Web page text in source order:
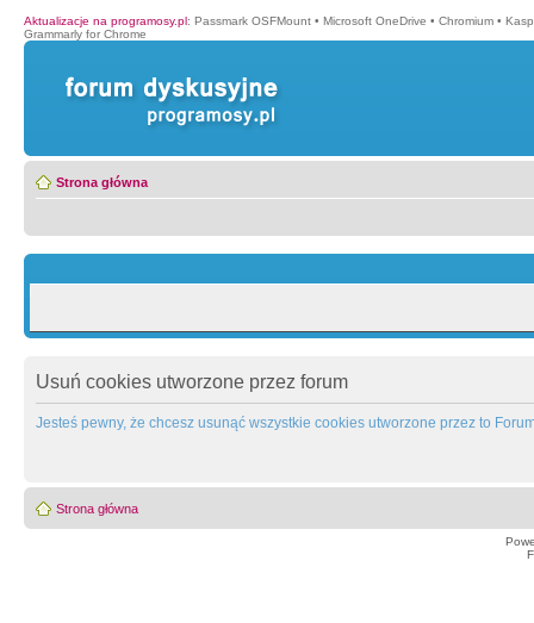
Aktualizacje na programosy.pl: Passmark OSFMount • Microsoft OneDrive • Chromium •
Grammarly for Chrome
Strona główna
Usuń cookies utworzone przez forum
Jesteś pewny, że chcesz usunąć wszystkie cookies utworzone przez to
Strona główna